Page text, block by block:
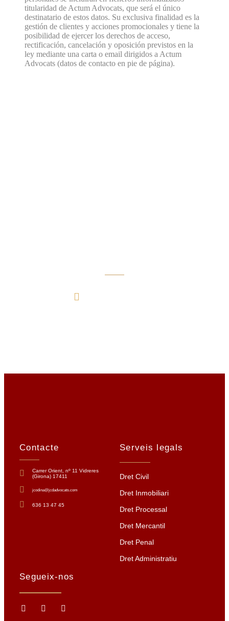
titularidad de Actum Advocats, que será el único
destinatario de estos datos. Su exclusiva finalidad es la
gestión de clientes y acciones promocionales y tiene la
posibilidad de ejercer los derechos de acceso,
rectificación, cancelación y oposición previstos en la
ley mediante una carta o email dirigidos a Actum
Advocats (datos de contacto en pie de página).
Contacte
Carrer Orient, nº 11 Vidreres
(Girona) 17411
jcodina@jcdadvocats.com
636 13 47 45
Serveis legals
Dret Civil
Dret Inmobiliari
Dret Processal
Dret Mercantil
Dret Penal
Dret Administratiu
Segueix-nos